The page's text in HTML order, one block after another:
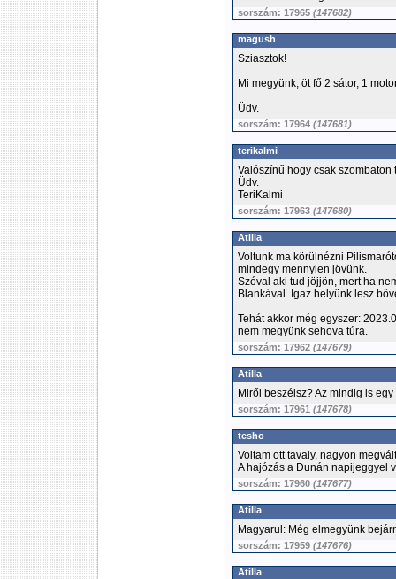
sorszám: 17965 (147682)
magush
Sziasztok!
Mi megyünk, öt fő 2 sátor, 1
Üdv.
sorszám: 17964 (147681)
terikalmi
Valószínű hogy csak szombaton
Üdv.
TeriKalmi
sorszám: 17963 (147680)
Atilla
Voltunk ma körülnézni
mindegy mennyien jövünk.
Szóval aki tud jöjjön, mert ha
Blankával. Igaz helyünk lesz
Tehát akkor még egyszer:
nem megyünk sehova túra.
sorszám: 17962 (147679)
Atilla
Miről beszélsz? Az mindig is
sorszám: 17961 (147678)
tesho
Voltam ott tavaly, nagyon
A hajózás a Dunán napijeggyel
sorszám: 17960 (147677)
Atilla
Magyarul: Még elmegyünk
sorszám: 17959 (147676)
Atilla